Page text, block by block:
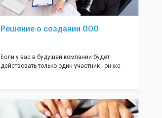
Решение о создании ООО
Если у вас в будущей компании будет
действовать только один участник - он же
грамотно составят данное заявление, а Вам
нужно будет только поставить подпись на